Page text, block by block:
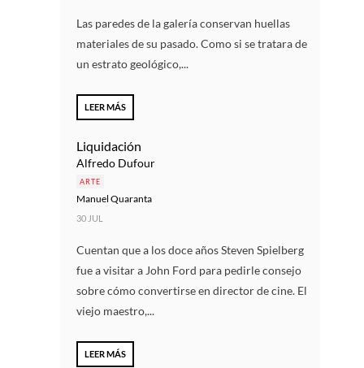
Las paredes de la galería conservan huellas
materiales de su pasado. Como si se tratara de
un estrato geológico,...
LEER MÁS
Liquidación
Alfredo Dufour
ARTE
Manuel Quaranta
30 JUL
Cuentan que a los doce años Steven Spielberg
fue a visitar a John Ford para pedirle consejo
sobre cómo convertirse en director de cine. El
viejo maestro,...
LEER MÁS